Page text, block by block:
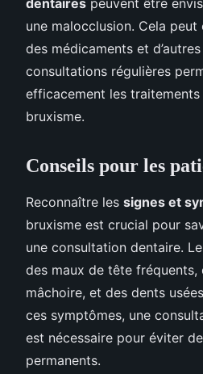
une malocclusion. Cela
des médicaments et
consultations régulières
efficacement les
bruxisme.
Conseils pour les
Reconnaître les signes et
bruxisme est crucial pour
une consultation dentaire.
des maux de tête fréquents,
mâchoire, et des dents
ces symptômes, une
est nécessaire pour éviter
permanents.